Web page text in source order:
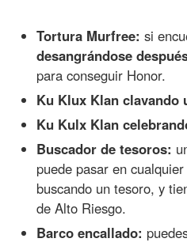
Tortura Murfree: si
desangrándose
para conseguir Honor.
Ku Klux Klan clavando
Ku Kulx Klan
Buscador de tesoros:
puede pasar en
buscando un tesoro, y
de Alto Riesgo.
Barco encallado: